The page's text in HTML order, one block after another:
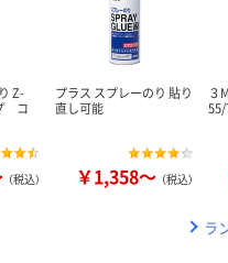
Z-
コ
（税込）
プラス スプレーのり 貼り
直し可能
￥1,358～ （税込）
３
ラ